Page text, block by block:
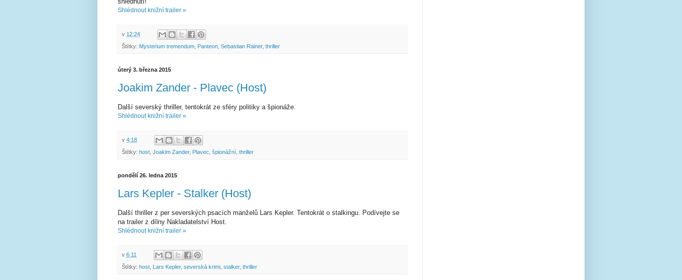
Shlédnout knižní trailer »
v 12:24
Štítky: Mysterium tremendum Panteon Sebastian Rainer, thriller
úterý 3. března 2015
Joakim Zander - Plavec (Host)
Další severský thriller, tentokrát ze sféry politiky a špionáže.
Shlédnout knižní trailer »
v 4:18
Štítky: host Joakim Zander, Plavec špionážní thriller
pondělí 26. ledna 2015
Lars Kepler - Stalker (Host)
Další thriller z per severských psacích manželů Lars Kepler. Tentokrát o stalkingu. Podívejte se
na trailer z dílny Nakladatelství Host.
Shlédnout knižní trailer »
v 6:11
Štítky: host Lars Kepler, severská krimi stalker, thriller